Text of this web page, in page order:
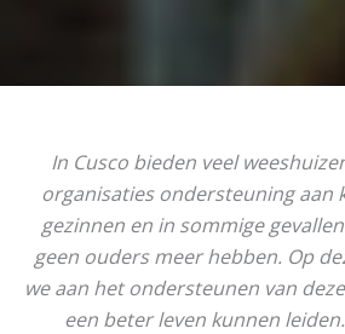
In Cusco bieden veel
organisaties ondersteuning aan
gezinnen en in sommige
geen ouders meer hebben. Op
we aan het ondersteunen van
een beter leven kunnen